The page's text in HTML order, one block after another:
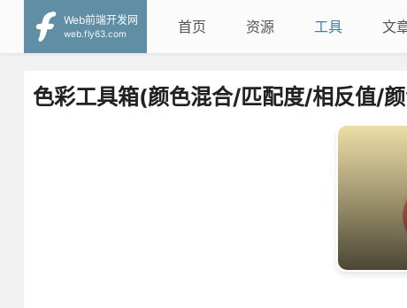
Web前端开发网
web.fly63.com
首页 资源 工具 文
色彩工具箱(颜色混合/匹配度/相反值/